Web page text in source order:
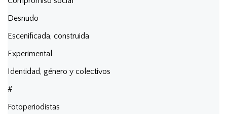
Desnudo
Escenificada, construida
Experimental
Identidad, género y colectivos
#
Fotoperiodistas